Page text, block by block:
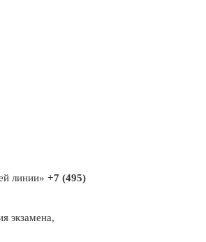
линии» +7 (495)
экзамена,